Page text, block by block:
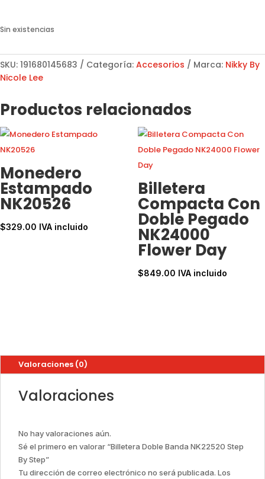
Sin existencias
SKU: 191680145683 Categoría: Accesorios Marca: Nikky By
Nicole Lee
Productos relacionados
Monedero
Estampado
NK20526
$329.00 IVA incluido
Billetera
Compacta Con
Doble Pegado
NK24000
Flower Day
$849.00 IVA incluido
Valoraciones (0)
Valoraciones
No hay valoraciones aún.
Sé el primero en valorar “Billetera Doble Banda NK22520 Step
By Step”
Tu dirección de correo electrónico no será publicada. Los